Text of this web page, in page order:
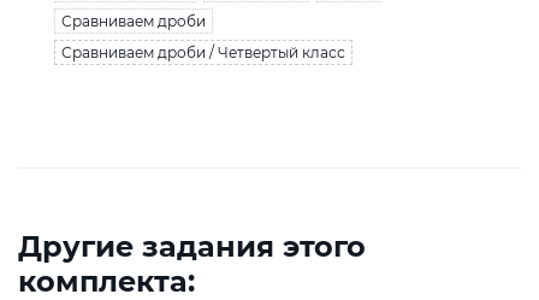
Сравниваем дроби
Сравниваем дроби / Четвертый класс
Другие задания этого
комплекта: